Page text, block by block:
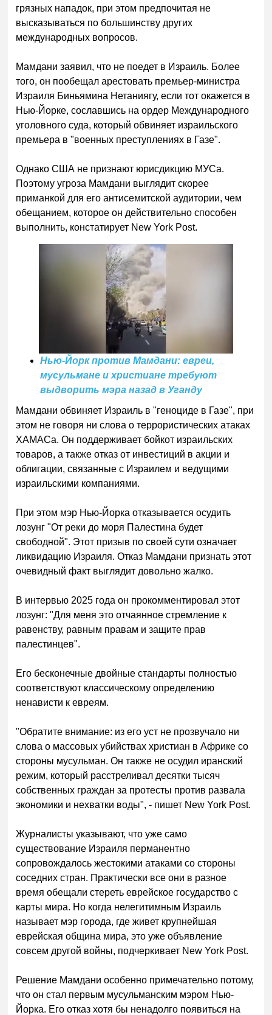
грязных нападок, при этом предпочитая не
высказываться по большинству других
международных вопросов.
Мамдани заявил, что не поедет в Израиль. Более
того, он пообещал арестовать премьер-министра
Израиля Биньямина Нетаниягу, если тот окажется в
Нью-Йорке, сославшись на ордер Международного
уголовного суда, который обвиняет израильского
премьера в "военных преступлениях в Газе".
Однако США не признают юрисдикцию МУСа.
Поэтому угроза Мамдани выглядит скорее
приманкой для его антисемитской аудитории, чем
обещанием, которое он действительно способен
выполнить, констатирует New York Post.
Нью-Йорк против Мамдани: евреи,
мусульмане и христиане требуют
выдворить мэра назад в Уганду
Мамдани обвиняет Израиль в "геноциде в Газе", при
этом не говоря ни слова о террористических атаках
ХАМАСа. Он поддерживает бойкот израильских
товаров, а также отказ от инвестиций в акции и
облигации, связанные с Израилем и ведущими
израильскими компаниями.
При этом мэр Нью-Йорка отказывается осудить
лозунг "От реки до моря Палестина будет
свободной". Этот призыв по своей сути означает
ликвидацию Израиля. Отказ Мамдани признать этот
очевидный факт выглядит довольно жалко.
В интервью 2025 года он прокомментировал этот
лозунг: "Для меня это отчаянное стремление к
равенству, равным правам и защите прав
палестинцев".
Его бесконечные двойные стандарты полностью
соответствуют классическому определению
ненависти к евреям.
"Обратите внимание: из его уст не прозвучало ни
слова о массовых убийствах христиан в Африке со
стороны мусульман. Он также не осудил иранский
режим, который расстреливал десятки тысяч
собственных граждан за протесты против развала
экономики и нехватки воды", - пишет New York Post.
Журналисты указывают, что уже само
существование Израиля перманентно
сопровождалось жестокими атаками со стороны
соседних стран. Практически все они в разное
время обещали стереть еврейское государство с
карты мира. Но когда нелегитимным Израиль
называет мэр города, где живет крупнейшая
еврейская община мира, это уже объявление
совсем другой войны, подчеркивает New York Post.
Решение Мамдани особенно примечательно потому,
что он стал первым мусульманским мэром Нью-
Йорка. Его отказ хотя бы ненадолго появиться на